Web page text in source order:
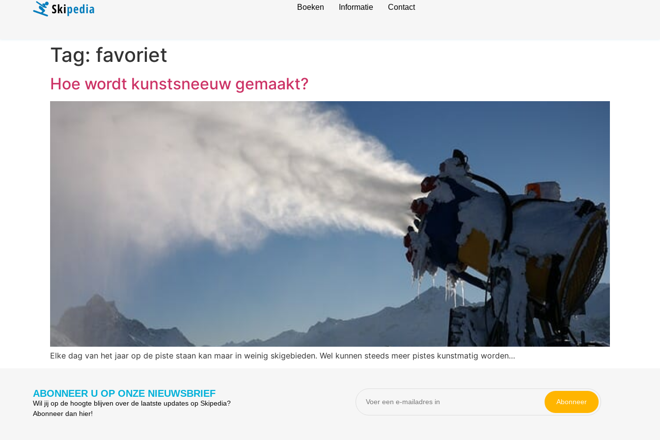
Boeken Informatie Contact
Tag: favoriet
Hoe wordt kunstsneeuw gemaakt?
Elke dag van het jaar op de piste staan kan maar in weinig skigebieden. Wel kunnen steeds meer pistes kunstmatig worden…
ABONNEER U OP ONZE NIEUWSBRIEF
Wil jij op de hoogte blijven over de laatste updates op Skipedia?
Abonneer dan hier!
Abonneer